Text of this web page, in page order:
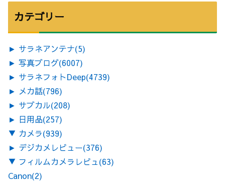
カテゴリー
► サラネアンテナ(5)
► 写真ブログ(6007)
► サラネフォトDeep(4739)
► メカ話(796)
► サブカル(208)
► 日用品(257)
▼ カメラ(939)
► デジカメレビュー(376)
▼ フィルムカメラレビュ(63)
Canon(2)